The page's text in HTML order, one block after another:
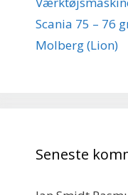
Scania 75 – 76
Molberg (Lion)
Seneste